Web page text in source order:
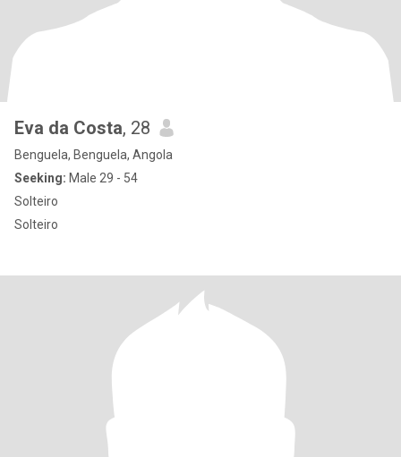
Eva da Costa, 28
Benguela, Benguela, Angola
Seeking: Male 29 - 54
Solteiro
Solteiro